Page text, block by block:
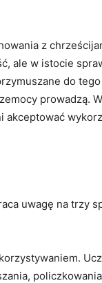
z
ale w istocie
do
prowadzą.
akceptować
uwagę na trzy